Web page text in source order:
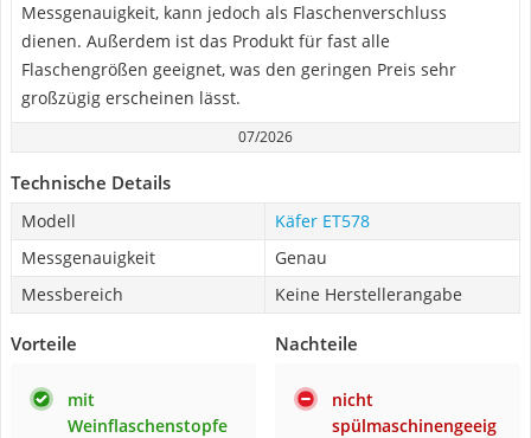
Messgenauigkeit, kann jedoch als Flaschenverschluss
dienen. Außerdem ist das Produkt für fast alle
Flaschengrößen geeignet, was den geringen Preis sehr
großzügig erscheinen lässt.
07/2026
Technische Details
Modell
Käfer ET578
Messgenauigkeit
Genau
Messbereich
Keine Herstellerangabe
Vorteile
mit
Weinflaschenstopfe
Nachteile
nicht
spülmaschinengeeig